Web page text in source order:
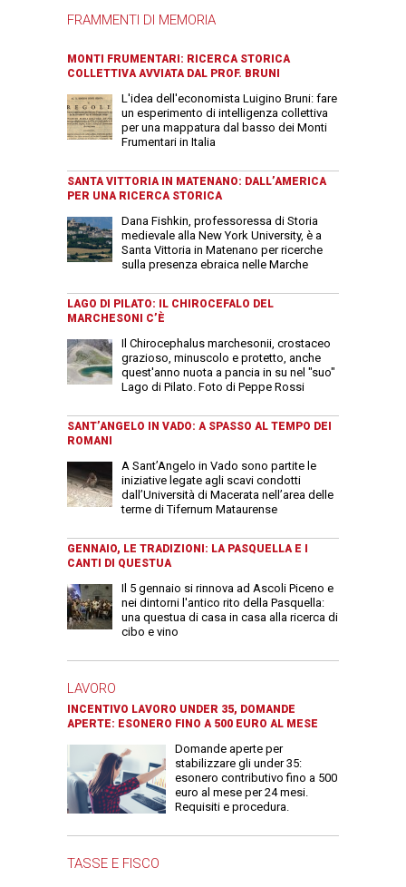
FRAMMENTI DI MEMORIA
MONTI FRUMENTARI: RICERCA STORICA
COLLETTIVA AVVIATA DAL PROF. BRUNI
L'idea dell'economista Luigino Bruni: fare
un esperimento di intelligenza collettiva
per una mappatura dal basso dei Monti
Frumentari in Italia
SANTA VITTORIA IN MATENANO: DALL’AMERICA
PER UNA RICERCA STORICA
Dana Fishkin, professoressa di Storia
medievale alla New York University, è a
Santa Vittoria in Matenano per ricerche
sulla presenza ebraica nelle Marche
LAGO DI PILATO: IL CHIROCEFALO DEL
MARCHESONI C’È
Il Chirocephalus marchesonii, crostaceo
grazioso, minuscolo e protetto, anche
quest'anno nuota a pancia in su nel "suo"
Lago di Pilato. Foto di Peppe Rossi
SANT’ANGELO IN VADO: A SPASSO AL TEMPO DEI
ROMANI
A Sant’Angelo in Vado sono partite le
iniziative legate agli scavi condotti
dall’Università di Macerata nell’area delle
terme di Tifernum Mataurense
GENNAIO, LE TRADIZIONI: LA PASQUELLA E I
CANTI DI QUESTUA
Il 5 gennaio si rinnova ad Ascoli Piceno e
nei dintorni l'antico rito della Pasquella:
una questua di casa in casa alla ricerca di
cibo e vino
LAVORO
INCENTIVO LAVORO UNDER 35, DOMANDE
APERTE: ESONERO FINO A 500 EURO AL MESE
Domande aperte per
stabilizzare gli under 35:
esonero contributivo fino a 500
euro al mese per 24 mesi.
Requisiti e procedura.
TASSE E FISCO